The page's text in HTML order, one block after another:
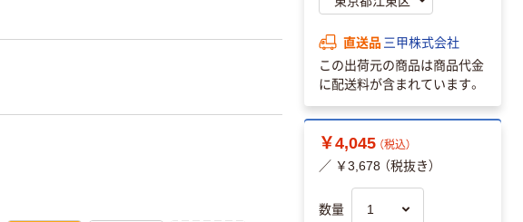
直送品 三甲株式会社
この出荷元の商品は商品代金
に配送料が含まれています。
￥4,045 （税込）
／ ￥3,678 （税抜き）
数量